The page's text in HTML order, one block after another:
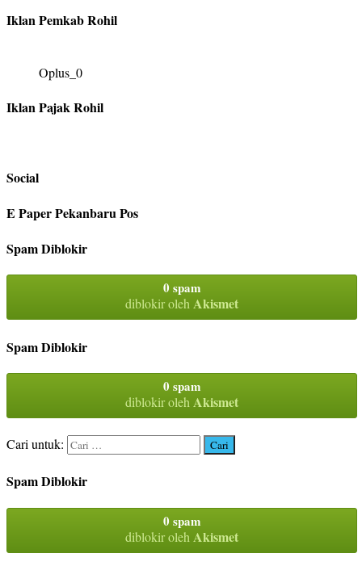
Iklan Pemkab Rohil
Oplus_0
Iklan Pajak Rohil
Social
E Paper Pekanbaru Pos
Spam Diblokir
0 spam
diblokir olehAkismet
Spam Diblokir
0 spam
diblokir oleh Akismet
Cari untuk:
Spam Diblokir
0 spam
diblokir oleh Akismet